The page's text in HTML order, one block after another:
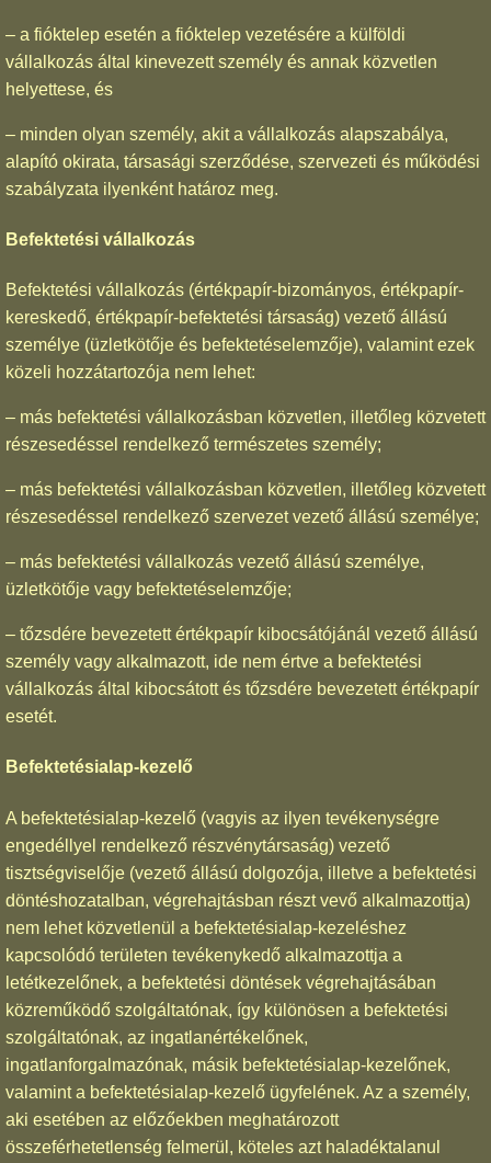
– a fióktelep esetén a fióktelep vezetésére a külföldi
vállalkozás által kinevezett személy és annak közvetlen
helyettese, és
– minden olyan személy, akit a vállalkozás alapszabálya,
alapító okirata, társasági szerződése, szervezeti és működési
szabályzata ilyenként határoz meg.
Befektetési vállalkozás
Befektetési vállalkozás (értékpapír-bizományos, értékpapír-
kereskedő, értékpapír-befektetési társaság) vezető állású
személye (üzletkötője és befektetéselemzője), valamint ezek
közeli hozzátartozója nem lehet:
– más befektetési vállalkozásban közvetlen, illetőleg közvetett
részesedéssel rendelkező természetes személy;
– más befektetési vállalkozásban közvetlen, illetőleg közvetett
részesedéssel rendelkező szervezet vezető állású személye;
– más befektetési vállalkozás vezető állású személye,
üzletkötője vagy befektetéselemzője;
– tőzsdére bevezetett értékpapír kibocsátójánál vezető állású
személy vagy alkalmazott, ide nem értve a befektetési
vállalkozás által kibocsátott és tőzsdére bevezetett értékpapír
esetét.
Befektetésialap-kezelő
A befektetésialap-kezelő (vagyis az ilyen tevékenységre
engedéllyel rendelkező részvénytársaság) vezető
tisztségviselője (vezető állású dolgozója, illetve a befektetési
döntéshozatalban, végrehajtásban részt vevő alkalmazottja)
nem lehet közvetlenül a befektetésialap-kezeléshez
kapcsolódó területen tevékenykedő alkalmazottja a
letétkezelőnek, a befektetési döntések végrehajtásában
közreműködő szolgáltatónak, így különösen a befektetési
szolgáltatónak, az ingatlanértékelőnek,
ingatlanforgalmazónak, másik befektetésialap-kezelőnek,
valamint a befektetésialap-kezelő ügyfelének. Az a személy,
aki esetében az előzőekben meghatározott
összeférhetetlenség felmerül, köteles azt haladéktalanul